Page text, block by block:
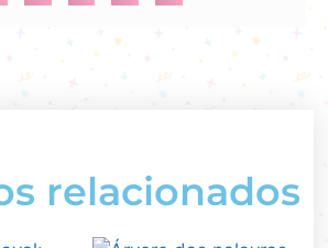
relacionados